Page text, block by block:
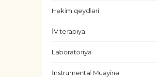
Həkim qeydləri
İV terapiya
Laboratoriya
İnstrumental Müayinə